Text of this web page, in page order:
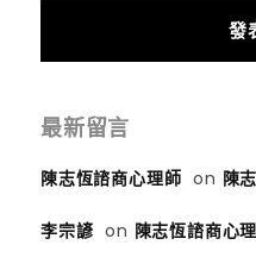
最新留言
陳志恆諮商心理師 on 陳
李宗諺 on 陳志恆諮商心